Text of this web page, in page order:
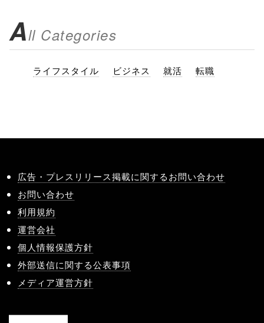
All Categories
ライフスタイル ビジネス 就活 転職
広告・プレスリリース掲載に関するお問い合わせ
お問い合わせ
利用規約
運営会社
個人情報保護方針
外部送信に関する公表事項
メディア運営方針